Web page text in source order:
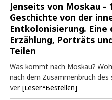
Jenseits von Moskau -
Geschichte von der
Entkolonisierung. Eine
Erzählung, Porträts
Teilen
Was kommt nach Moskau?
nach dem Zusammenbruch des
Ver [Lesen•Bestellen]